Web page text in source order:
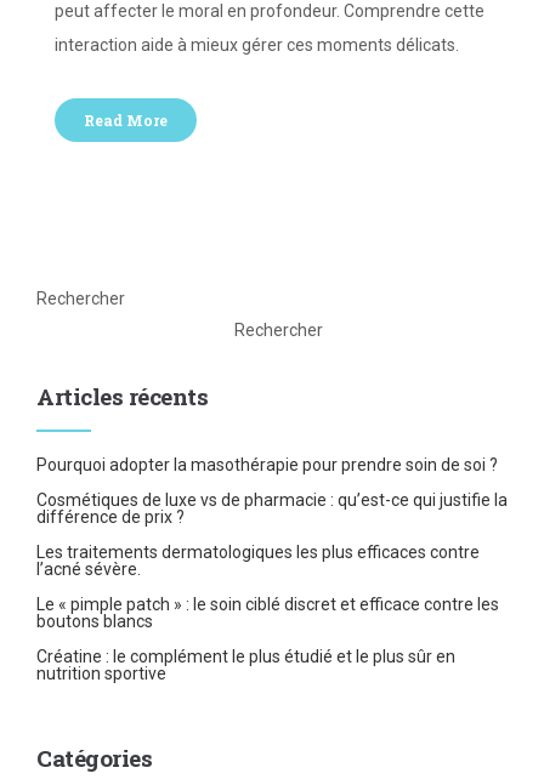
peut affecter le moral en profondeur. Comprendre cette
interaction aide à mieux gérer ces moments délicats.
Read More
Rechercher
Rechercher
Articles récents
Pourquoi adopter la masothérapie pour prendre soin de soi ?
Cosmétiques de luxe vs de pharmacie : qu’est-ce qui justifie la
différence de prix ?
Les traitements dermatologiques les plus efficaces contre
l’acné sévère.
Le « pimple patch » : le soin ciblé discret et efficace contre les
boutons blancs
Créatine : le complément le plus étudié et le plus sûr en
nutrition sportive
Catégories